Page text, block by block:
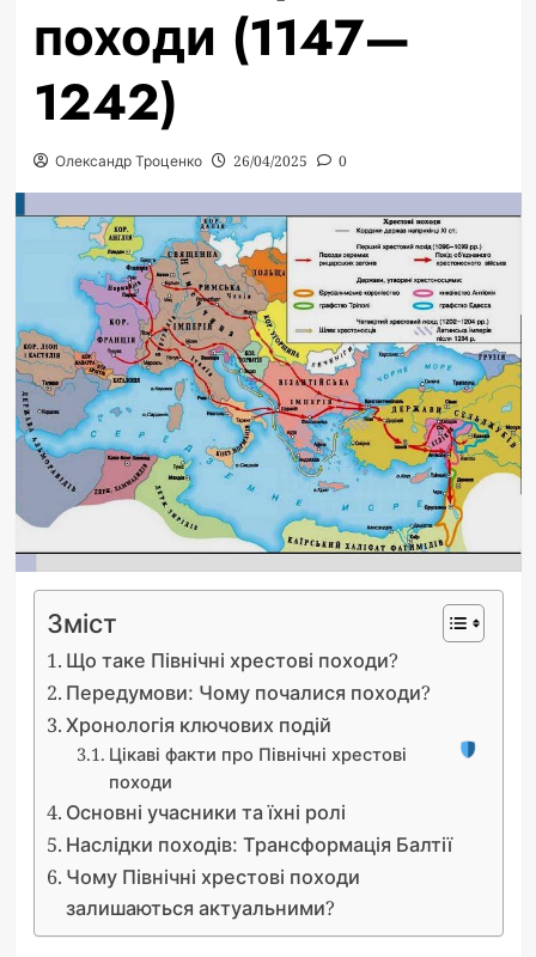
походи (1147—
1242)
Олександр Троценко 26/04/2025 0
Зміст
Що таке Північні хрестові походи?
Передумови: Чому почалися походи?
Хронологія ключових подій
Цікаві факти про Північні хрестові
походи
Основні учасники та їхні ролі
Наслідки походів: Трансформація Балтії
Чому Північні хрестові походи
залишаються актуальними?